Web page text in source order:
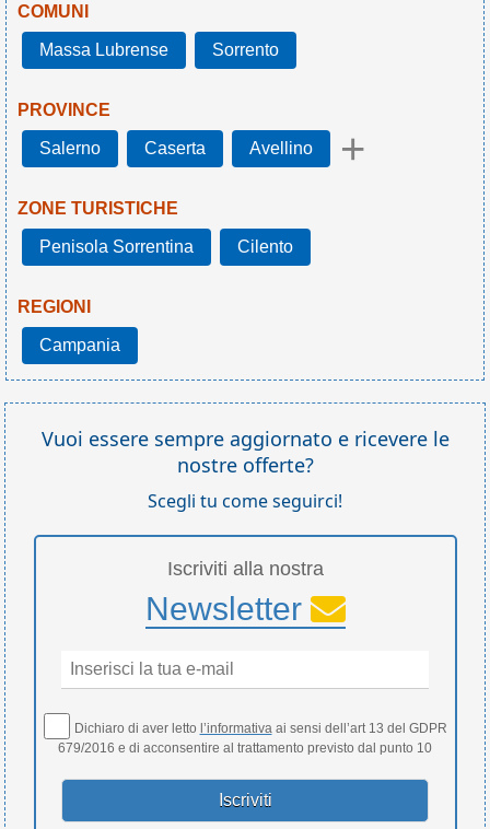
COMUNI
Massa Lubrense Sorrento
PROVINCE
Salerno Caserta Avellino +
ZONE TURISTICHE
Penisola Sorrentina Cilento
REGIONI
Campania
Vuoi essere sempre aggiornato e ricevere le
nostre offerte?
Scegli tu come seguirci!
Iscriviti alla nostra
Newsletter
Dichiaro di aver letto l’informativaai sensi dell’art 13 del GDPR
679/2016 e di acconsentire al trattamento previsto dal punto 10